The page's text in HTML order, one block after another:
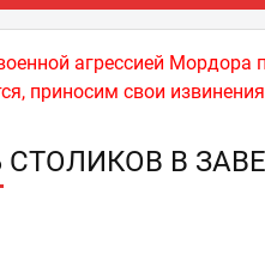
агрессией
приносим свои
СТОЛИКОВ В